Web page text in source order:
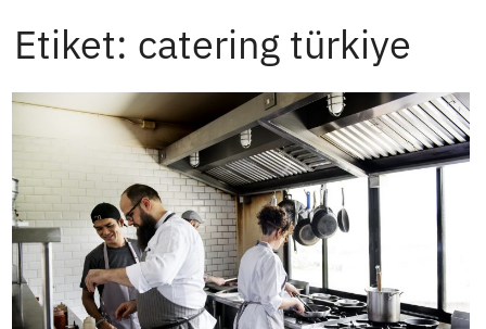
Etiket: catering türkiye